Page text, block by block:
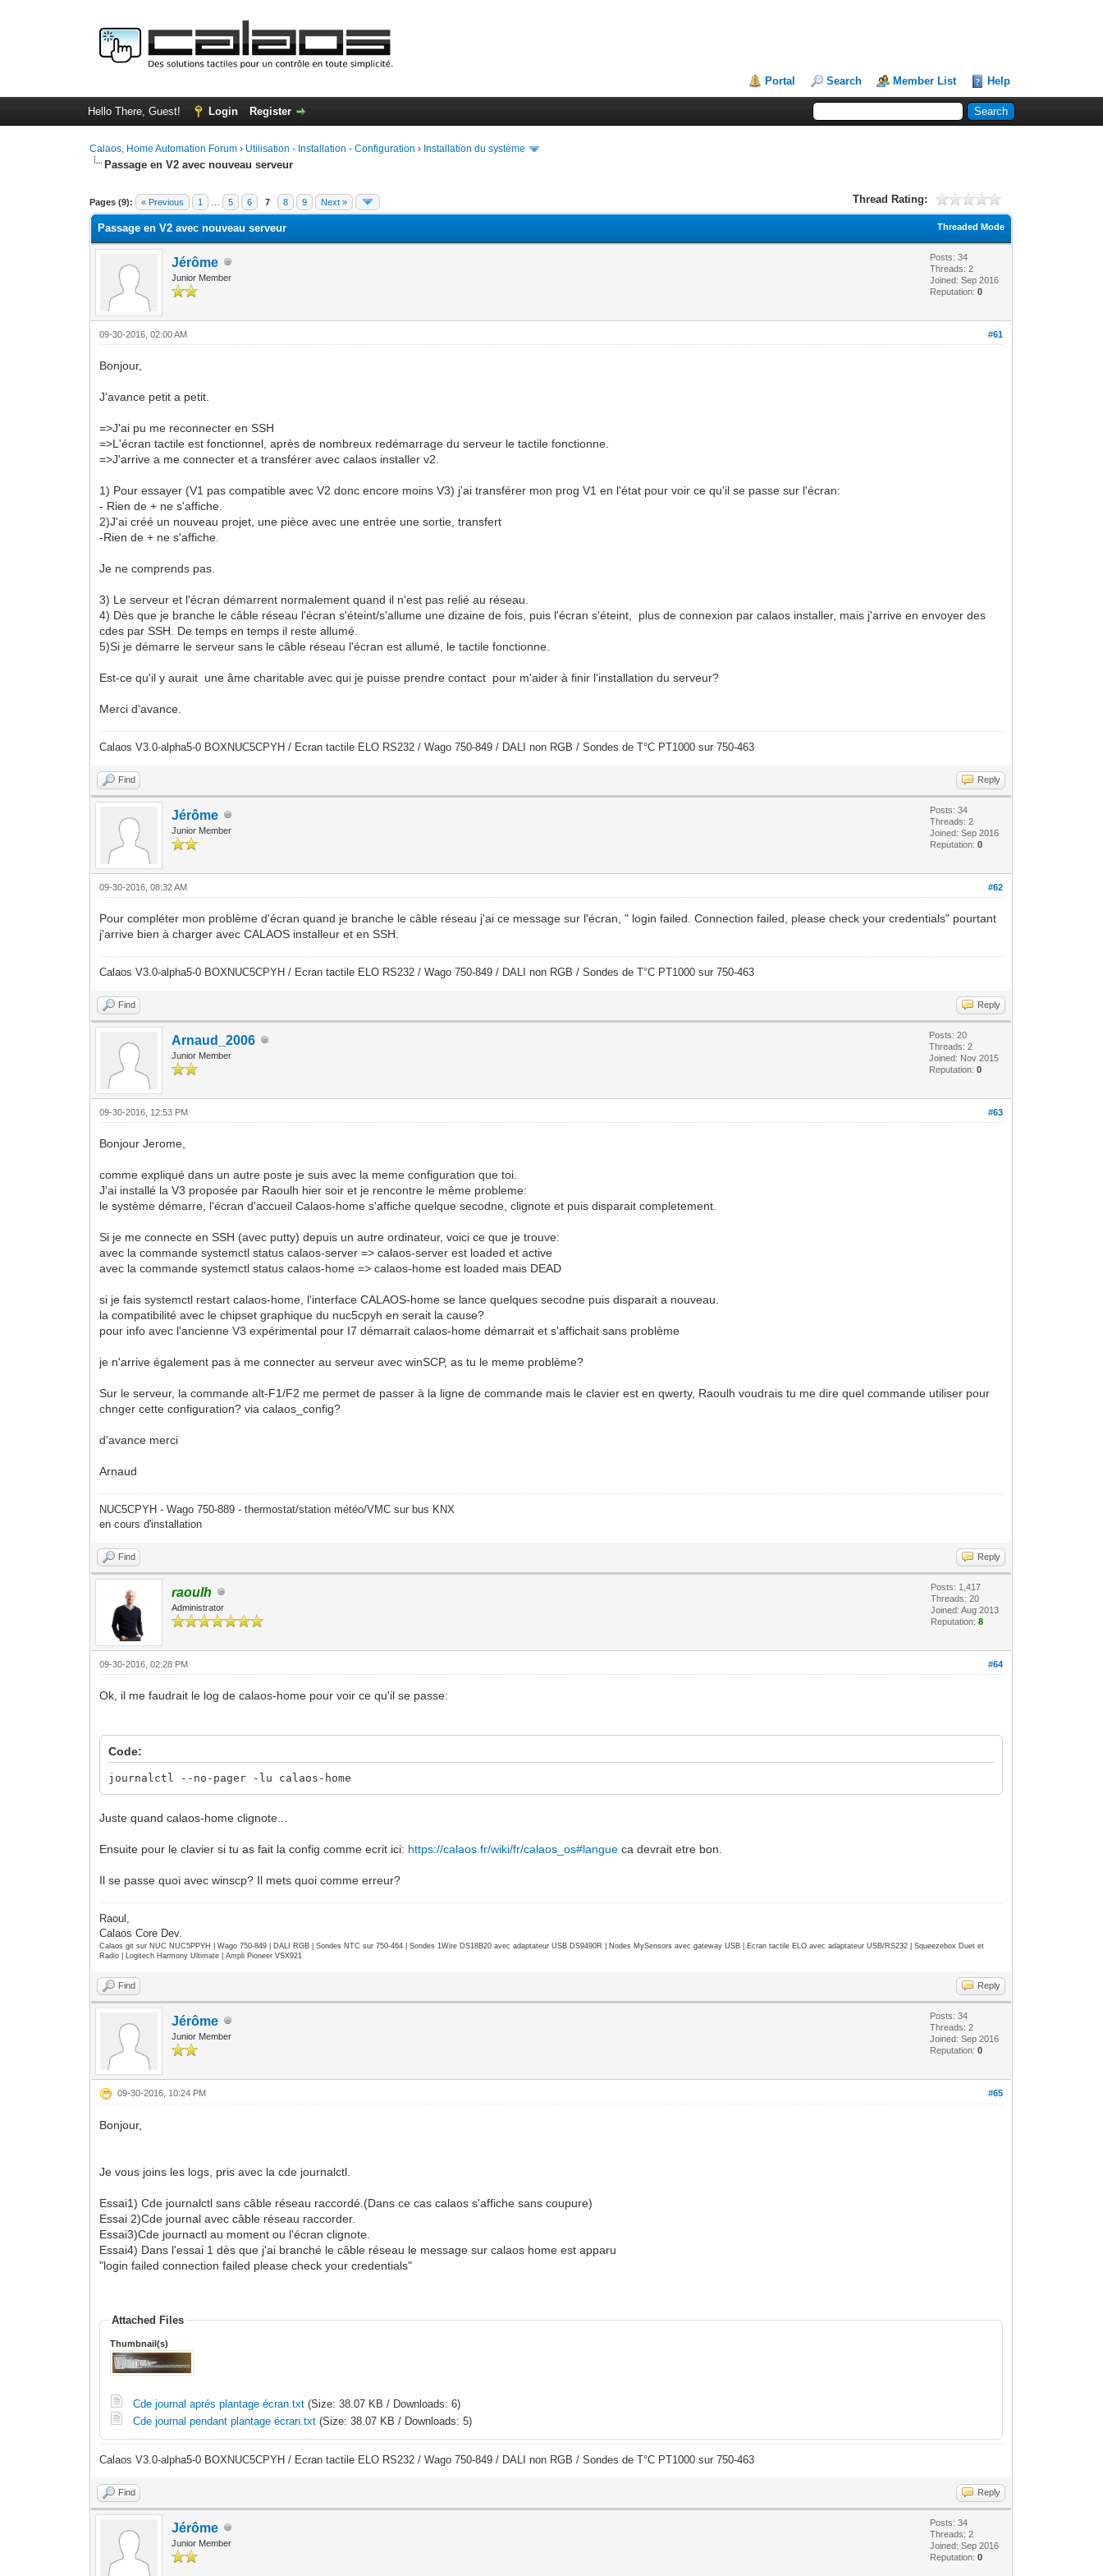
Portal Search Member List Help
Hello There, Guest! Login Register
Calaos, Home Automation Forum › Utilisation - Installation - Configuration › Installation du système
Passage en V2 avec nouveau serveur
Pages (9): « Previous 1 5 6 7 8 9 Next » Thread Rating:
0 Vote(s) - 0 Average
1
2
3
4
5
Threaded Mode
Passage en V2 avec nouveau serveur
Jérôme
Junior Member
Posts: 34
Threads: 2
Joined: Sep 2016
Reputation:0
#61
09-30-2016, 02:00 AM
Bonjour,
J'avance petit a petit.
=>J'ai pu me reconnecter en SSH
=>L'écran tactile est fonctionnel, après de nombreux redémarrage du serveur le tactile fonctionne.
=>J'arrive a me connecter et a transférer avec calaos installer v2.
1) Pour essayer (V1 pas compatible avec V2 donc encore moins V3) j'ai transférer mon prog V1 en l'état pour voir ce qu'il se passe sur l'écran:
- Rien de + ne s'affiche.
2)J'ai créé un nouveau projet, une pièce avec une entrée une sortie, transfert
-Rien de + ne s'affiche.
Je ne comprends pas.
3) Le serveur et l'écran démarrent normalement quand il n'est pas relié au réseau.
4) Dès que je branche le câble réseau l'écran s'éteint/s'allume une dizaine de fois, puis l'écran s'éteint, plus de connexion par calaos installer, mais j'arrive en envoyer des
cdes par SSH. De temps en temps il reste allumé.
5)Si je démarre le serveur sans le câble réseau l'écran est allumé, le tactile fonctionne.
Est-ce qu'il y aurait une âme charitable avec qui je puisse prendre contact pour m'aider à finir l'installation du serveur?
Merci d'avance.
Calaos V3.0-alpha5-0 BOXNUC5CPYH / Ecran tactile ELO RS232 / Wago 750-849 / DALI non RGB / Sondes de T°C PT1000 sur 750-463
Find Reply
Jérôme
Junior Member
Posts: 34
Threads: 2
Joined: Sep 2016
Reputation:0
#62
09-30-2016, 08:32 AM
Pour compléter mon problème d'écran quand je branche le câble réseau j'ai ce message sur l'écran, " login failed. Connection failed, please check your credentials" pourtant
j'arrive bien à charger avec CALAOS installeur et en SSH.
Calaos V3.0-alpha5-0 BOXNUC5CPYH / Ecran tactile ELO RS232 / Wago 750-849 / DALI non RGB / Sondes de T°C PT1000 sur 750-463
Find Reply
Arnaud_2006
Junior Member
Posts: 20
Threads: 2
Joined: Nov 2015
Reputation:0
#63
09-30-2016, 12:53 PM
Bonjour Jerome,
comme expliqué dans un autre poste je suis avec la meme configuration que toi.
J'ai installé la V3 proposée par Raoulh hier soir et je rencontre le même probleme:
le système démarre, l'écran d'accueil Calaos-home s'affiche quelque secodne, clignote et puis disparait completement.
Si je me connecte en SSH (avec putty) depuis un autre ordinateur, voici ce que je trouve:
avec la commande systemctl status calaos-server => calaos-server est loaded et active
avec la commande systemctl status calaos-home => calaos-home est loaded mais DEAD
si je fais systemctl restart calaos-home, l'interface CALAOS-home se lance quelques secodne puis disparait a nouveau.
la compatibilité avec le chipset graphique du nuc5cpyh en serait la cause?
pour info avec l'ancienne V3 expérimental pour I7 démarrait calaos-home démarrait et s'affichait sans problème
je n'arrive également pas à me connecter au serveur avec winSCP, as tu le meme problème?
Sur le serveur, la commande alt-F1/F2 me permet de passer à la ligne de commande mais le clavier est en qwerty, Raoulh voudrais tu me dire quel commande utiliser pour
chnger cette configuration? via calaos_config?
d'avance merci
Arnaud
NUC5CPYH - Wago 750-889 - thermostat/station météo/VMC sur bus KNX
en cours d'installation
Find Reply
raoulh
Administrator
Posts: 1,417
Threads: 20
Joined: Aug 2013
Reputation:8
#64
09-30-2016, 02:28 PM
Ok, il me faudrait le log de calaos-home pour voir ce qu'il se passe:
Code:
journalctl --no-pager -lu calaos-home
Juste quand calaos-home clignote...
Ensuite pour le clavier si tu as fait la config comme ecrit ici: https://calaos.fr/wiki/fr/calaos_os#langue ca devrait etre bon.
Il se passe quoi avec winscp? Il mets quoi comme erreur?
Raoul,
Calaos Core Dev.
Calaos git sur NUC NUC5PPYH | Wago 750-849 | DALI RGB | Sondes NTC sur 750-464 | Sondes 1Wire DS18B20 avec adaptateur USB DS9490R | Nodes MySensors avec gateway USB | Ecran tactile ELO avec adaptateur USB/RS232 | Squeezebox Duet et
Radio | Logitech Harmony Ultimate | Ampli Pioneer VSX921
Find Reply
Jérôme
Junior Member
Posts: 34
Threads: 2
Joined: Sep 2016
Reputation:0
#65
09-30-2016, 10:24 PM
Bonjour,
Je vous joins les logs, pris avec la cde journalctl.
Essai1) Cde journalctl sans câble réseau raccordé.(Dans ce cas calaos s'affiche sans coupure)
Essai 2)Cde journal avec câble réseau raccorder.
Essai3)Cde journactl au moment ou l'écran clignote.
Essai4) Dans l'essai 1 dès que j'ai branché le câble réseau le message sur calaos home est apparu
"login failed connection failed please check your credentials"
Attached Files
Thumbnail(s)
Cde journal aprés plantage écran.txt (Size: 38.07 KB / Downloads: 6)
Cde journal pendant plantage écran.txt (Size: 38.07 KB / Downloads: 5)
Calaos V3.0-alpha5-0 BOXNUC5CPYH / Ecran tactile ELO RS232 / Wago 750-849 / DALI non RGB / Sondes de T°C PT1000 sur 750-463
Find Reply
Jérôme
Junior Member
Posts: 34
Threads: 2
Joined: Sep 2016
Reputation:0